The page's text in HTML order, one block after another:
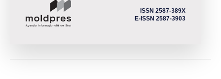
ISSN 2587-389X
E-ISSN 2587-3903